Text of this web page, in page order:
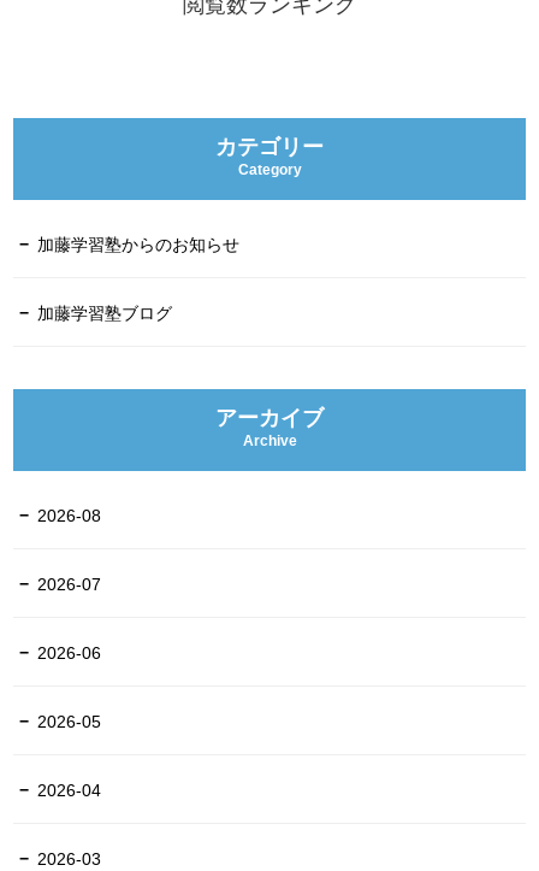
閲覧数ランキング
カテゴリー
Category
加藤学習塾からのお知らせ
加藤学習塾ブログ
アーカイブ
Archive
2026-08
2026-07
2026-06
2026-05
2026-04
2026-03